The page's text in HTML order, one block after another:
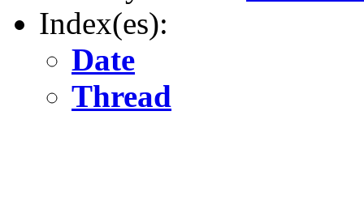
Index(es):
Date
Thread